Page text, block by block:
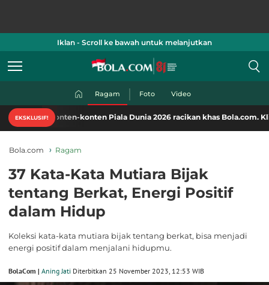
Iklan - Scroll ke bawah untuk melanjutkan
Ragam Foto Video
EKSKLUSIF!
konten Piala Dunia 2026 racikan khas Bola.com. Klik di sini!
Bola.com Ragam
37 Kata-Kata Mutiara Bijak
tentang Berkat, Energi Positif
dalam Hidup
Koleksi kata-kata mutiara bijak tentang berkat, bisa menjadi
energi positif dalam menjalani hidupmu.
BolaCom | Aning Jati Diterbitkan 25 November 2023, 12:53 WIB